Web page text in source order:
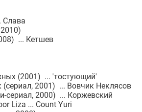
Слава
... Кетшев
(2001) ... 'тостующий'
2001) ... Вовчик Неклясов
сериал, 2000) ... Коржевский
Liza ... Count Yuri